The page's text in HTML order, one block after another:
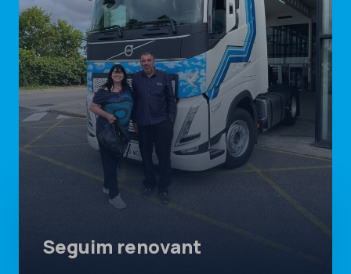
Seguim renovant